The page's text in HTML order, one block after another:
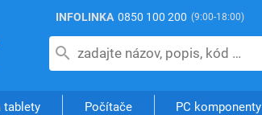
INFOLINKA 0850 100 200 (9:00-18:00)
tablety Počítače PC komponenty